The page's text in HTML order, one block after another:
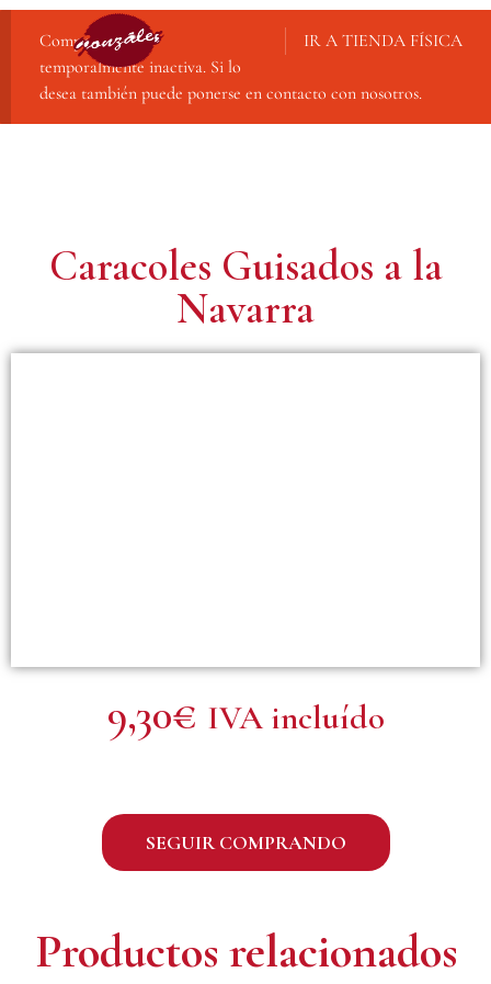
IR A TIENDA FÍSICA
Compra online
temporalmente inactiva. Si lo
desea también puede ponerse en contacto con nosotros.
Caracoles Guisados a la
Navarra
9,30€ IVA incluído
SEGUIR COMPRANDO
Productos relacionados